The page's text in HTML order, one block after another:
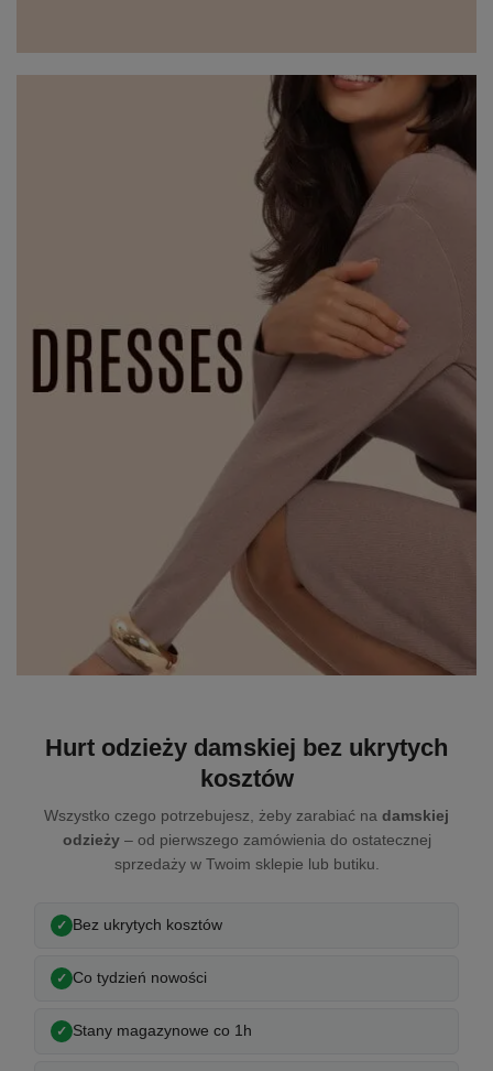
Hurt odzieży damskiej bez ukrytych
kosztów
Wszystko czego potrzebujesz, żeby zarabiać na damskiej
odzieży– od pierwszego zamówienia do ostatecznej
sprzedaży w Twoim sklepie lub butiku.
Bez ukrytych kosztów
Co tydzień nowości
Stany magazynowe co 1h